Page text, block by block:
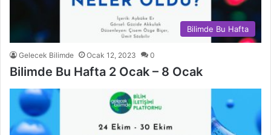
Bilimde Bu Hafta
Gelecek Bilimde Ocak 12, 2023 0
Bilimde Bu Hafta 2 Ocak – 8 Ocak